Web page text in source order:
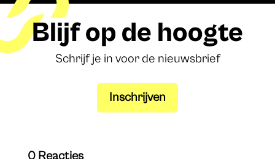
Blijf op de hoogte
Schrijf je in voor de nieuwsbrief
Inschrijven